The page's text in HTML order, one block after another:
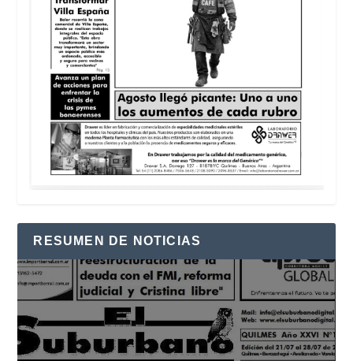
RESUMEN DE NOTICIAS
Reproductor
de
vídeo